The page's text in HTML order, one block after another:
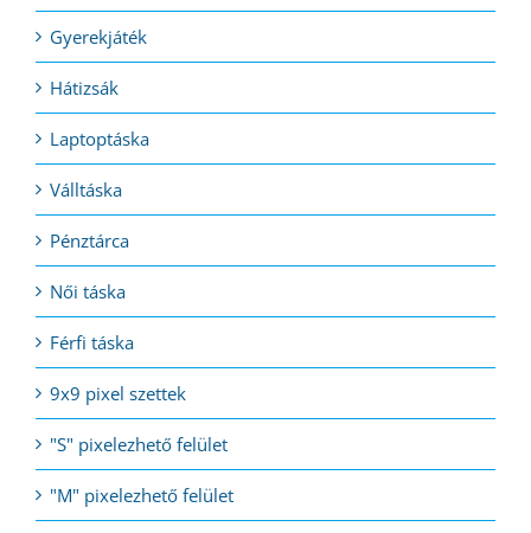
Gyerekjáték
Hátizsák
Laptoptáska
Válltáska
Pénztárca
Női táska
Férfi táska
9x9 pixel szettek
"S" pixelezhető felület
"M" pixelezhető felület